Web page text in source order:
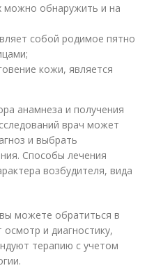
можно обнаружить и на
собой родимое пятно
кожи, является
анамнеза и получения
врач может
и выбрать
Способы лечения
возбудителя, вида
можете обратиться в
и диагностику,
терапию с учетом